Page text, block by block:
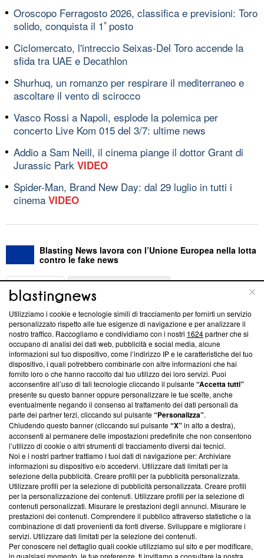
Oroscopo Ferragosto 2026, classifica e previsioni: Toro
solido, conquista il 1ﾟposto
Ciclomercato, l'intreccio Seixas-Del Toro accende la
sfida tra UAE e Decathlon
Shurhuq, un romanzo per respirare il mediterraneo e
ascoltare il vento di scirocco
Vasco Rossi a Napoli, esplode la polemica per
concerto Live Kom 015 del 3/7: ultime news
Addio a Sam Neill, il cinema piange il dottor Grant di
Jurassic Park VIDEO
Spider-Man, Brand New Day: dal 29 luglio in tutti i
cinema VIDEO
Blasting News lavora con l’Unione Europea nella lotta
contro le fake news
ABOUT
Questa sezione offre informazioni trasparenti su Blasting
News, sui nostri processi editoriali e su come ci impegniamo a
creare news di qualità. Inoltre, afferma la nostra aderenza a
‘Trust Project - News with Integrity’Blasting News non è
ancora membro del programma, ma ha richiesto di farne
parte; Trust Project non ha ancora effettuato una verifica di
conformità agli standard.
Su di noi
Team editoriale
Corporate
Redazione
Informativa Privacy
Cookie Policy
Blasting SA, IDI CHE-247.845.224, Via Carlo Frasca, 3 - 6900
Lugano (Svizzera) Tel:+39 0690258937
Utilizziamo i cookie e tecnologie simili di tracciamento per fornirti un servizio
personalizzato rispetto alle tue esigenze di navigazione e per analizzare il
nostro traffico. Raccogliamo e condividiamo con i nostri 1624partner che si
occupano di analisi dei dati web, pubblicità e social media, alcune
informazioni sul tuo dispositivo, come l’indirizzo IP e le caratteristiche del tuo
dispositivo, i quali potrebbero combinarle con altre informazioni che hai
fornito loro o che hanno raccolto dal tuo utilizzo dei loro servizi. Puoi
acconsentire all’uso di tali tecnologie cliccando il pulsante“Accetta tutti”
presente su questo banner oppure personalizzare le tue scelte, anche
eventualmente negando il consenso al trattamento dei dati personali da
parte dei partner terzi, cliccando sul pulsante“Personalizza”.
Chiudendo questo banner (cliccando sul pulsante“X”in alto a destra),
acconsenti al permanere delle impostazioni predefinite che non consentono
l’utilizzo di cookie o altri strumenti di tracciamento diversi dai tecnici.
Noi e i nostri partner trattiamo i tuoi dati di navigazione per: Archiviare
informazioni su dispositivo e/o accedervi. Utilizzare dati limitati per la
selezione della pubblicità. Creare profili per la pubblicità personalizzata.
Utilizzare profili per la selezione di pubblicità personalizzata. Creare profili
per la personalizzazione dei contenuti. Utilizzare profili per la selezione di
contenuti personalizzati. Misurare le prestazioni degli annunci. Misurare le
prestazioni dei contenuti. Comprendere il pubblico attraverso statistiche o la
combinazione di dati provenienti da fonti diverse. Sviluppare e migliorare i
servizi. Utilizzare dati limitati per la selezione dei contenuti.
Per conoscere nel dettaglio quali cookie utilizziamo sul sito e per modificare,
in qualsiasi momento, le tue preferenze, ti invitiamo a consultare la nostra